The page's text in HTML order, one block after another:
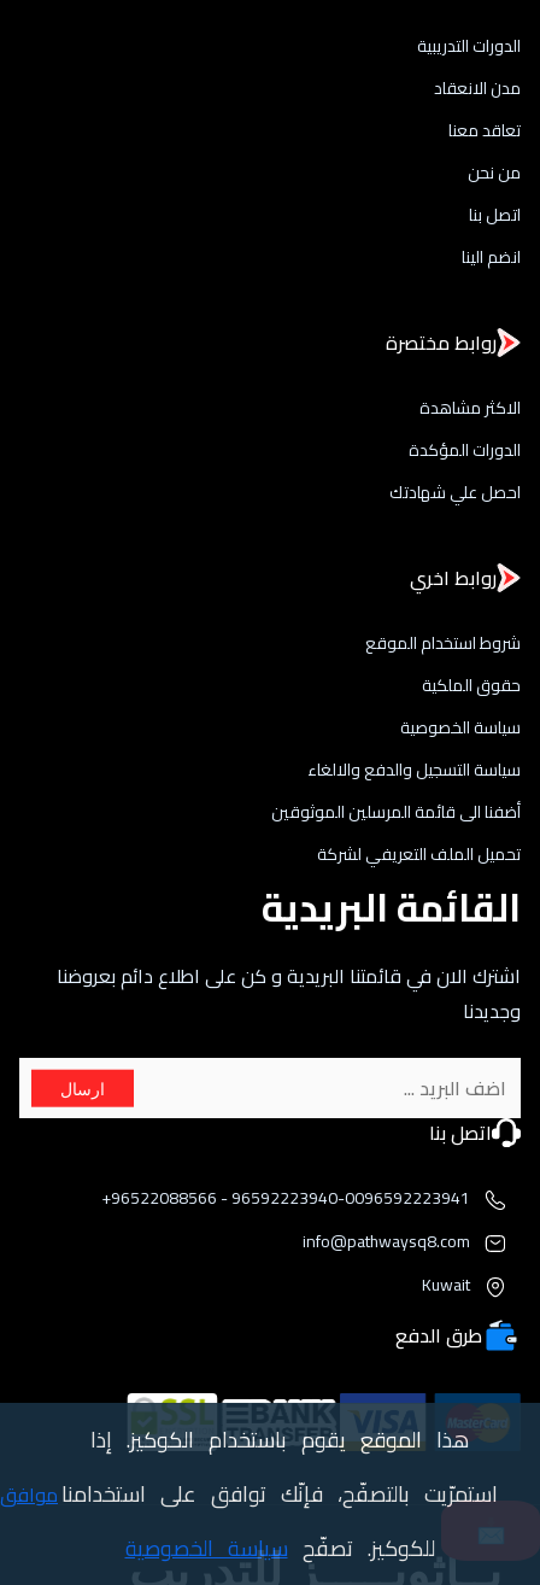
الدورات التدريبية
مدن الانعقاد
تعاقد معنا
من نحن
اتصل بنا
انضم الينا
روابط مختصرة
الاكثر مشاهدة
الدورات المؤكدة
احصل علي شهادتك
روابط اخري
شروط استخدام الموقع
حقوق الملكية
سياسة الخصوصية
سياسة التسجيل والدفع والالغاء
أضفنا الى قائمة المرسلين الموثوقين
تحميل الملف التعريفي لشركة
القائمة البريدية
اشترك الان في قائمتنا البريدية و كن على اطلاع دائم بعروضنا
وجديدنا
ارسال
اتصل بنا
96592223940-0096592223941 - 96522088566+
info@pathwaysq8.com
Kuwait
طرق الدفع
بــاثويـــــز للتدريب
هذا الموقع يقوم باستخدام الكوكيز. إذا
استمرّيت بالتصفّح، فإنّك توافق على استخدامنا
للكوكيز. تصفّحسياسة الخصوصية
موافق